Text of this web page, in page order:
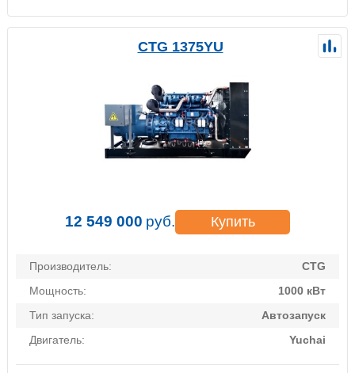
CTG 1375YU
12 549 000 руб. Купить
Производитель:
CTG
Мощность:
1000 кВт
Тип запуска:
Автозапуск
Двигатель:
Yuchai